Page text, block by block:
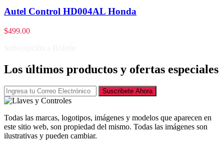
Autel Control HD004AL Honda
$499.00
Los últimos productos y ofertas especiales
Suscribete Ahora
Todas las marcas, logotipos, imágenes y modelos que aparecen en
este sitio web, son propiedad del mismo. Todas las imágenes son
ilustrativas y pueden cambiar.